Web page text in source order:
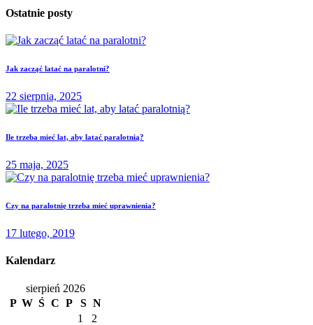
Ostatnie posty
Jak zacząć latać na paralotni?
22 sierpnia, 2025
Ile trzeba mieć lat, aby latać paralotnią?
25 maja, 2025
Czy na paralotnię trzeba mieć uprawnienia?
17 lutego, 2019
Kalendarz
sierpień 2026
P W Ś C P S N
1
2